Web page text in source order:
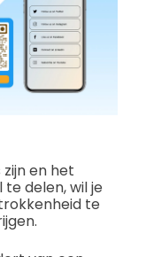
en het
delen, wil je
te